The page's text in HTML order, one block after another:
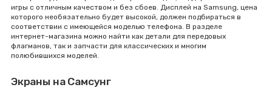
игры с отличным качеством и без сбоев. Дисплей на Samsung, цена
которого необязательно будет высокой, должен подбираться в
соответствии с имеющейся моделью телефона. В разделе
интернет-магазина можно найти как детали для передовых
флагманов, так и запчасти для классических и многим
полюбившихся моделей.
Экраны на Самсунг